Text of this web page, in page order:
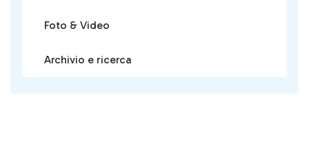
Foto & Video
Archivio e ricerca